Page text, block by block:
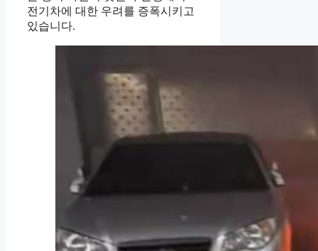
전기차에 대한 우려를 증폭시키고
있습니다.